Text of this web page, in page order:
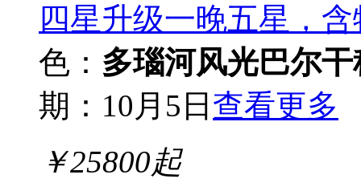
四星升级一晚五星，
色： 多瑙河风光巴尔
期：10月5日 查看更多
￥25800起